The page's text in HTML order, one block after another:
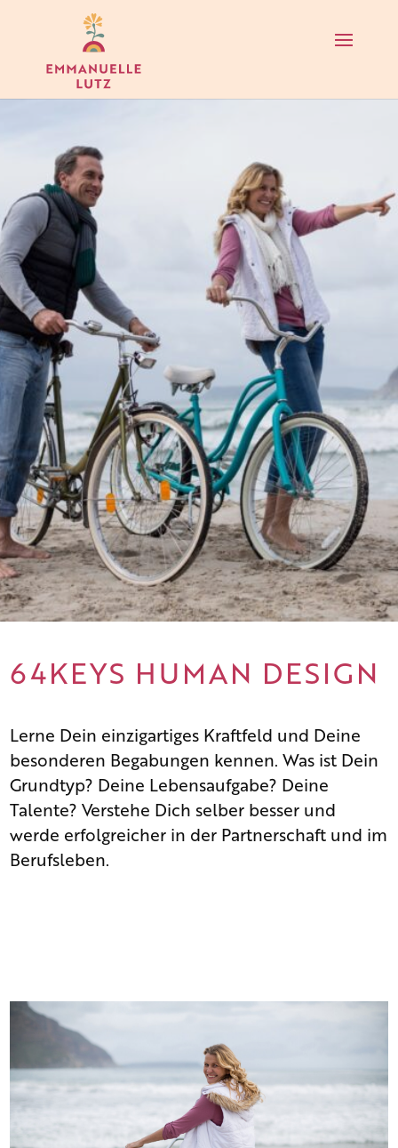
64KEYS HUMAN DESIGN
Lerne Dein einzigartiges Kraftfeld und Deine
besonderen Begabungen kennen. Was ist Dein
Grundtyp? Deine Lebensaufgabe? Deine
Talente? Verstehe Dich selber besser und
werde erfolgreicher in der Partnerschaft und im
Berufsleben.